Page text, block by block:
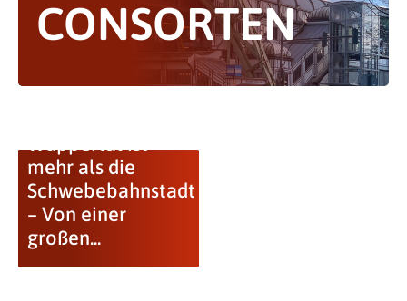
CONSORTEN
mehr als die
Schwebebahnstadt
– Von einer
großen...